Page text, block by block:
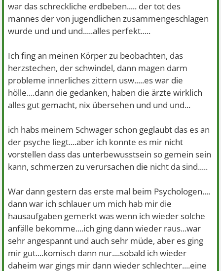
war das schreckliche erdbeben..... der tot des
mannes der von jugendlichen zusammengeschlagen
wurde und und und.....alles perfekt.....
Ich fing an meinen Körper zu beobachten, das
herzstechen, der schwindel, dann magen darm
probleme innerliches zittern usw.....es war die
hölle....dann die gedanken, haben die ärzte wirklich
alles gut gemacht, nix übersehen und und und...
ich habs meinem Schwager schon geglaubt das es an
der psyche liegt....aber ich konnte es mir nicht
vorstellen dass das unterbewusstsein so gemein sein
kann, schmerzen zu verursachen die nicht da sind.....
War dann gestern das erste mal beim Psychologen....
dann war ich schlauer um mich hab mir die
hausaufgaben gemerkt was wenn ich wieder solche
anfälle bekomme....ich ging dann wieder raus...war
sehr angespannt und auch sehr müde, aber es ging
mir gut....komisch dann nur....sobald ich wieder
daheim war gings mir dann wieder schlechter....eine